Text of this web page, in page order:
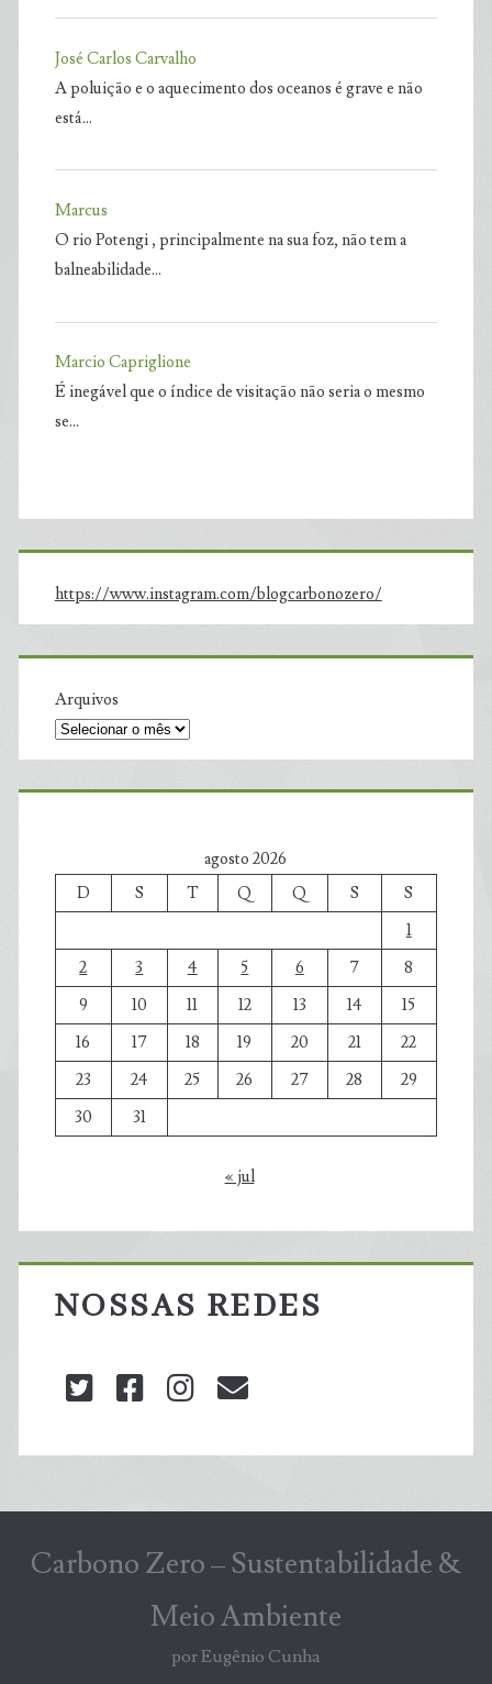
José Carlos Carvalho
A poluição e o aquecimento dos oceanos é grave e não
está…
Marcus
O rio Potengi , principalmente na sua foz, não tem a
balneabilidade…
Marcio Capriglione
É inegável que o índice de visitação não seria o mesmo
se…
https://www.instagram.com/blogcarbonozero/
Arquivos
agosto 2026
D
S T Q Q S
S
1
2
3 4 5 6 7
8
9
10 11 12 13 14
15
16
17 18 19 20 21
22
23
24 25 26 27 28
29
30
31
« jul
NOSSAS REDES
twitterfacebookinstagram
Carbono Zero – Sustentabilidade &
Meio Ambiente
por Eugênio Cunha